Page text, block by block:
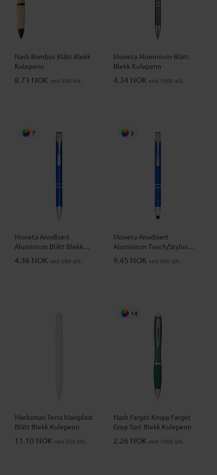
Nash Bambus Blått Blekk
Kulepenn
8.73 NOK ved 500 stk.
Moneta Aluminium Blått
Blekk Kulepenn
4.34 NOK ved 1000 stk.
7
Moneta Anodisert
Aluminium Blått Blekk
Kulepenn
4.36 NOK ved 500 stk.
2
Moneta Anodisert
Aluminium Touch/Stylus
Blått Blekk Kulepenn
9.45 NOK ved 500 stk.
Marksman Terra Maisplast
Blått Blekk Kulepenn
11.10 NOK ved 250 stk.
14
Nash Farget Kropp Farget
Grep Sort Blekk Kulepenn
2.26 NOK ved 1000 stk.